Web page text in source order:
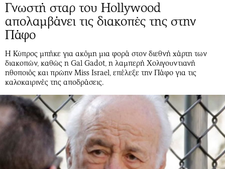
Γνωστή σταρ του Hollywood
απολαμβάνει τις διακοπές της στην
Πάφο
Η Κύπρος μπήκε για ακόμη μια φορά στον διεθνή χάρτη των
διακοπών, καθώς η Gal Gadot, η λαμπερή Χολιγουντιανή
ηθοποιός και πρώην Miss Israel, επέλεξε την Πάφο για τις
καλοκαιρινές της αποδράσεις.